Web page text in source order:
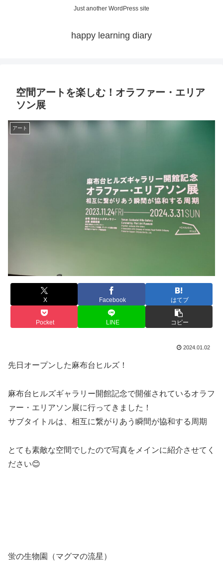
Just another WordPress site
happy learning diary
空間アートを楽しむ！オラファー・エリア
ソン展
アート
X Facebook はてブ
Pocket LINE コピー
2024.01.02
先日オープンした麻布台ヒルズ！
麻布台ヒルズギャラリー開館記念で開催されているオラフ
ァー・エリアソン展に行ってきました！
サブタイトルは、相互に繋がりあう瞬間が協和する周期
とても素敵な空間でしたので写真をメインに紹介させてく
ださい😊
蛍の生物園（マグマの流星）